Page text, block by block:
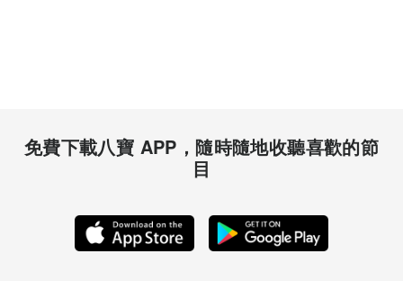
免費下載八寶 APP，隨時隨地收聽喜歡的節
目